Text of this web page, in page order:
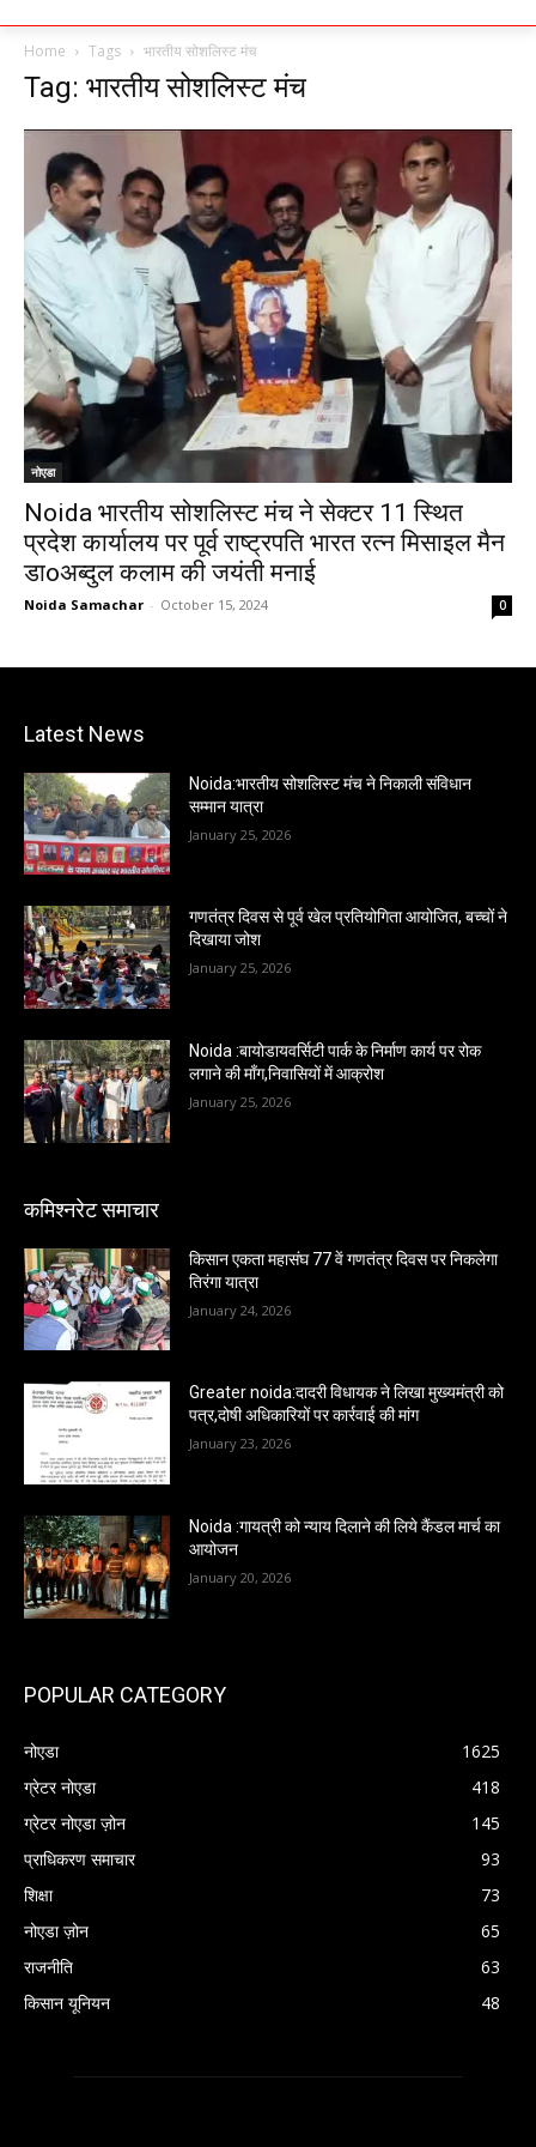
Home Tags भारतीय सोशलिस्ट मंच
Tag: भारतीय सोशलिस्ट मंच
नोएडा
Noida भारतीय सोशलिस्ट मंच ने सेक्टर 11 स्थित
प्रदेश कार्यालय पर पूर्व राष्ट्रपति भारत रत्न मिसाइल मैन
डाoअब्दुल कलाम की जयंती मनाई
Noida Samachar - October 15, 2024 0
Latest News
Noida:भारतीय सोशलिस्ट मंच ने निकाली संविधान
सम्मान यात्रा
January 25, 2026
गणतंत्र दिवस से पूर्व खेल प्रतियोगिता आयोजित, बच्चों ने
दिखाया जोश
January 25, 2026
Noida :बायोडायवर्सिटी पार्क के निर्माण कार्य पर रोक
लगाने की माँग,निवासियों में आक्रोश
January 25, 2026
कमिश्नरेट समाचार
किसान एकता महासंघ 77 वें गणतंत्र दिवस पर निकलेगा
तिरंगा यात्रा
January 24, 2026
Greater noida:दादरी विधायक ने लिखा मुख्यमंत्री को
पत्र,दोषी अधिकारियों पर कार्रवाई की मांग
January 23, 2026
Noida :गायत्री को न्याय दिलाने की लिये कैंडल मार्च का
आयोजन
January 20, 2026
POPULAR CATEGORY
नोएडा
1625
ग्रेटर नोएडा
418
ग्रेटर नोएडा ज़ोन
145
प्राधिकरण समाचार
93
शिक्षा
73
नोएडा ज़ोन
65
राजनीति
63
किसान यूनियन
48